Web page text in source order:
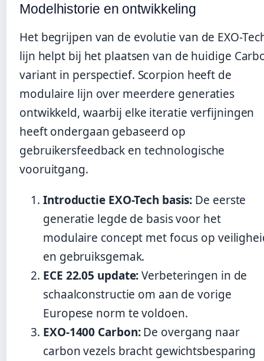
Modelhistorie en ontwikkeling
Het begrijpen van de evolutie van de EXO-
lijn helpt bij het plaatsen van de huidige
variant in perspectief. Scorpion heeft de
modulaire lijn over meerdere generaties
ontwikkeld, waarbij elke iteratie verfijningen
heeft ondergaan gebaseerd op
gebruikersfeedback en technologische
vooruitgang.
Introductie EXO-Tech basis: De eerste
generatie legde de basis voor het
modulaire concept met focus op
en gebruiksgemak.
ECE 22.05 update:Verbeteringen in de
schaalconstructie om aan de vorige
Europese norm te voldoen.
EXO-1400 Carbon:De overgang naar
carbon vezels bracht gewichtsbesparing